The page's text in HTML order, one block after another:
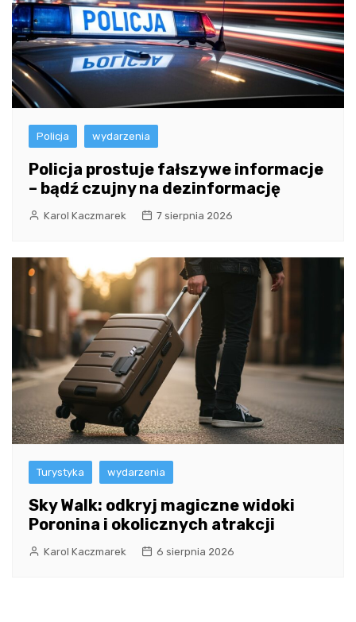
Policja wydarzenia
Policja prostuje fałszywe informacje
– bądź czujny na dezinformację
Karol Kaczmarek 7 sierpnia 2026
Turystyka wydarzenia
Sky Walk: odkryj magiczne widoki
Poronina i okolicznych atrakcji
Karol Kaczmarek 6 sierpnia 2026